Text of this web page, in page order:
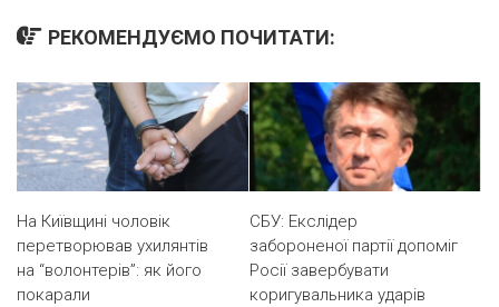
РЕКОМЕНДУЄМО ПОЧИТАТИ:
На Київщині чоловік
перетворював ухилянтів
на “волонтерів”: як його
покарали
СБУ: Екслідер
забороненої партії допоміг
Росії завербувати
коригувальника ударів